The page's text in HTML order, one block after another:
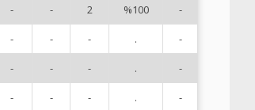
- - 2 %100 -
- - - . -
- - - . -
- - - . -